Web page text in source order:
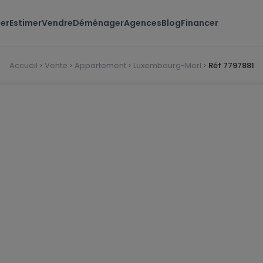
EstimerVendreDéménagerAgencesBlogFinancer
Accueil Vente Appartement Luxembourg-Merl Réf 7797881